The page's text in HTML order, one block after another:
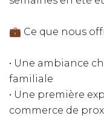
💼 Ce que nous
• Une ambiance
familiale
• Une première
commerce de